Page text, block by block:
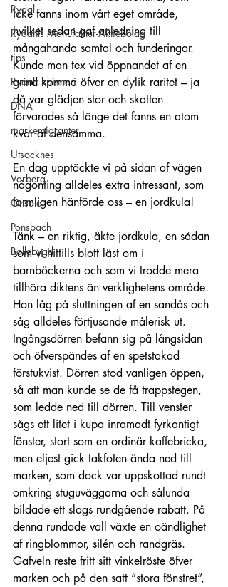
Rydal
Rydahls Manufaktur-Aktiebolag
tips
Rydals spinneri
DNA
markemigranter
Utsocknes
Varberg
Onsala
Ponsbach
Bollebygd
icke fanns inom vårt eget område,
hvilket sedan gaf anledning till
mångahanda samtal och funderingar.
Kunde man tex vid öppnandet af en
grind komma öfver en dylik raritet – ja
då var glädjen stor och skatten
förvarades så länge det fanns en atom
kvar af densamma.
En dag upptäckte vi på sidan af vägen
någonting alldeles extra intressant, som
formligen hänförde oss – en jordkula!
Tänk – en riktig, äkte jordkula, en sådan
som vi hittills blott läst om i
barnböckerna och som vi trodde mera
tillhöra diktens än verklighetens område.
Hon låg på sluttningen af en sandås och
såg alldeles förtjusande målerisk ut.
Ingångsdörren befann sig på långsidan
och öfverspändes af en spetstakad
förstukvist. Dörren stod vanligen öppen,
så att man kunde se de få trappstegen,
som ledde ned till dörren. Till venster
sågs ett litet i kupa inramadt fyrkantigt
fönster, stort som en ordinär kaffebricka,
men eljest gick takfoten ända ned till
marken, som dock var uppskottad rundt
omkring stuguväggarna och sålunda
bildade ett slags rundgående rabatt. På
denna rundade vall växte en oändlighet
af ringblommor, silén och randgräs.
Gafveln reste fritt sitt vinkelröste öfver
marken och på den satt ”stora fönstret”,